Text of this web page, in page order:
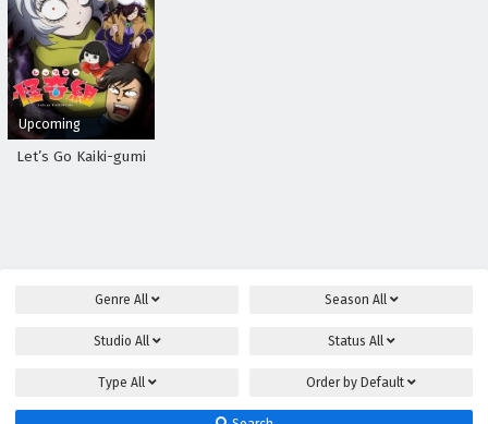
Upcoming
Let’s Go Kaiki-gumi
Genre All Season All
Studio All Status All
Type All Order by Default